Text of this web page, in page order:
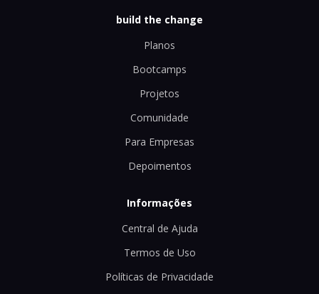
build the change
Planos
Bootcamps
Projetos
Comunidade
Para Empresas
Depoimentos
Informações
Central de Ajuda
Termos de Uso
Políticas de Privacidade